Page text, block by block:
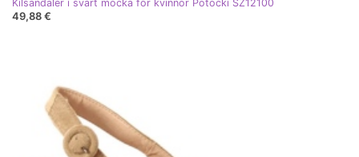
Kilsandaler i svart mocka för kvinnor Potocki SZ12100
49,88 €